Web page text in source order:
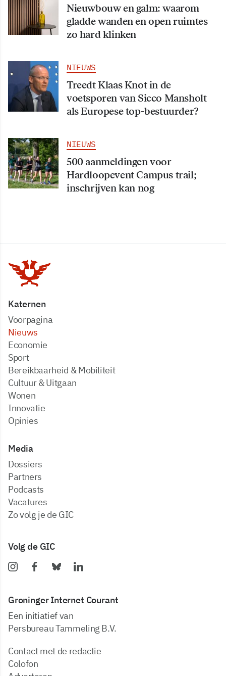
Nieuwbouw en galm: waarom
gladde wanden en open ruimtes
zo hard klinken
NIEUWS
Treedt Klaas Knot in de
voetsporen van Sicco Mansholt
als Europese top-bestuurder?
NIEUWS
500 aanmeldingen voor
Hardloopevent Campus trail;
inschrijven kan nog
Katernen
Voorpagina
Nieuws
Economie
Sport
Bereikbaarheid & Mobiliteit
Cultuur & Uitgaan
Wonen
Innovatie
Opinies
Media
dossiers
partners
podcasts
vacatures
zo volg je de GIC
Volg de GIC
Groninger Internet Courant
Een initiatief van
Persbureau Tammeling B.V.
Contact met de redactie
Colofon